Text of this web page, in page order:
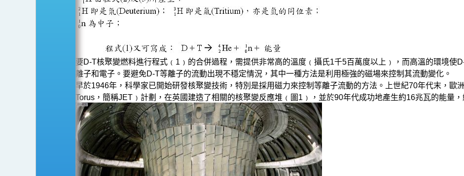
要D-T核聚變燃料進行程式﹙1﹚的合併過程，需提供非常高的溫度﹙攝氏1千5百萬度以上﹚，而高溫的環境使
離子和電子。要避免D-T等離子的流動出現不穩定情況，其中一種方法是利用極強的磁場來控制其流動變化。
早於1946年，科學家已開始研發核聚變技術，特別是採用磁力來控制等離子流動的方法。上世紀70年代末，歐
Torus，簡稱JET﹚計劃，在英國建造了相關的核聚變反應堆﹙圖1﹚，並於90年代成功地產生約16兆瓦的能量，